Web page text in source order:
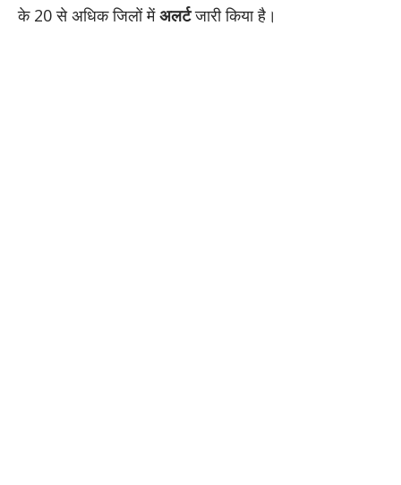
के 20 से अधिक जिलों मेंअलर्टजारी किया है।